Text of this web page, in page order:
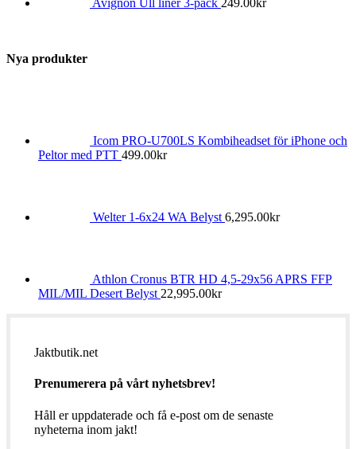
Nya produkter
Icom PRO-U700LS Kombiheadset för iPhone och
Peltor med PTT 499.00kr
Welter 1-6x24 WA Belyst 6,295.00kr
Athlon Cronus BTR HD 4,5-29x56 APRS FFP
MIL/MIL Desert Belyst 22,995.00kr
Jaktbutik.net
Prenumerera på vårt nyhetsbrev!
Håll er uppdaterade och få e-post om de senaste
nyheterna inom jakt!